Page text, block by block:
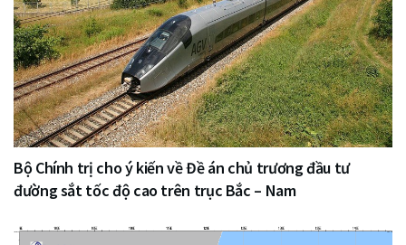
Bộ Chính trị cho ý kiến về Đề án chủ trương đầu tư
đường sắt tốc độ cao trên trục Bắc – Nam